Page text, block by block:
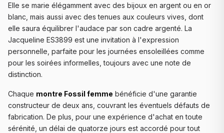
Elle se marie élégamment avec des bijoux en argent ou en or
blanc, mais aussi avec des tenues aux couleurs vives, dont
elle saura équilibrer l'audace par son cadre argenté. La
Jacqueline ES3899 est une invitation à l'expression
personnelle, parfaite pour les journées ensoleillées comme
pour les soirées informelles, toujours avec une note de
distinction.
Chaque montre Fossil femme bénéficie d'une garantie
constructeur de deux ans, couvrant les éventuels défauts de
fabrication. De plus, pour une expérience d'achat en toute
sérénité, un délai de quatorze jours est accordé pour tout